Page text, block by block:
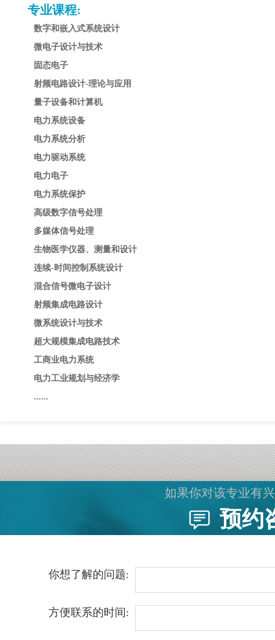
专业课程:
数字和嵌入式系统设计
微电子设计与技术
固态电子
射频电路设计-理论与应用
量子设备和计算机
电力系统设备
电力系统分析
电力驱动系统
电力电子
电力系统保护
高级数字信号处理
多媒体信号处理
生物医学仪器、测量和设计
连续-时间控制系统设计
混合信号微电子设计
射频集成电路设计
微系统设计与技术
超大规模集成电路技术
工商业电力系统
电力工业规划与经济学
......
如果你对该专业有
预约
你想了解的问题:
方便联系的时间: